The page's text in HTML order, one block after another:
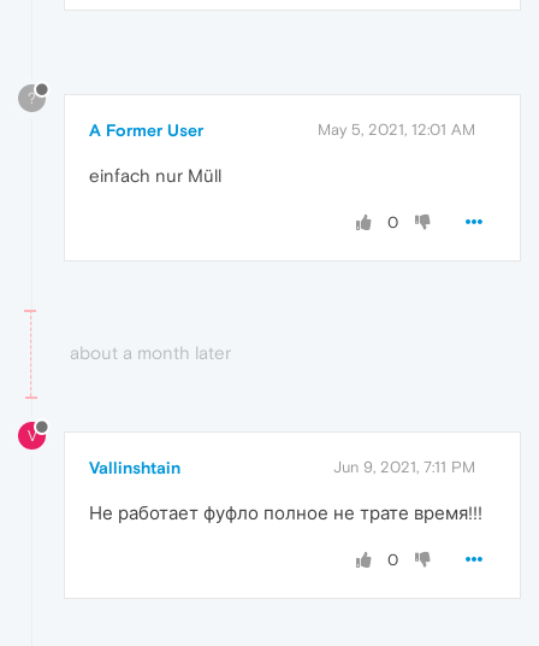
?
A Former User May 5, 2021, 12:01 AM
einfach nur Müll
0
about a month later
V
Vallinshtain Jun 9, 2021, 7:11 PM
Не работает фуфло полное не трате время!!!
0